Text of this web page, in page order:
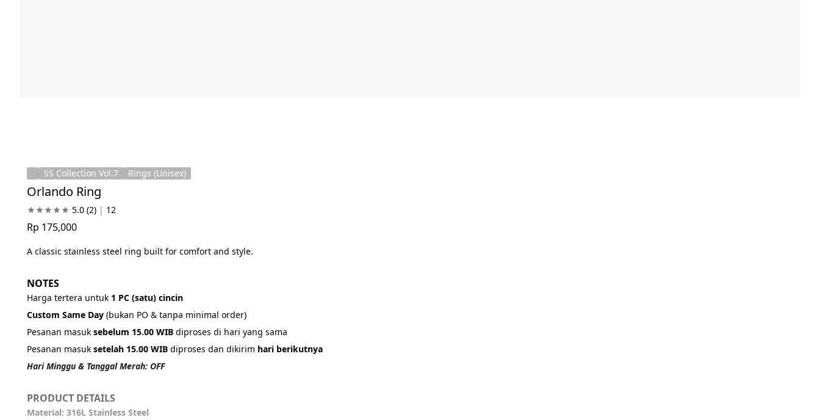
SS Collection Vol.7 Rings (Unisex)
Orlando Ring
5.0 (2) | 12
Rp 175,000
A classic stainless steel ring built for comfort and style.
NOTES
Harga tertera untuk 1 PC (satu) cincin
Custom Same Day (bukan PO & tanpa minimal order)
Pesanan masuk sebelum 15.00 WIB diproses di hari yang sama
Pesanan masuk setelah 15.00 WIB diproses dan dikirim hari berikutnya
Hari Minggu & Tanggal Merah: OFF
PRODUCT DETAILS
Material: 316L Stainless Steel